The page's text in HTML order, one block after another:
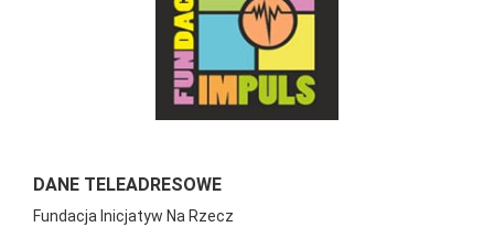
DANE TELEADRESOWE
Fundacja Inicjatyw Na Rzecz